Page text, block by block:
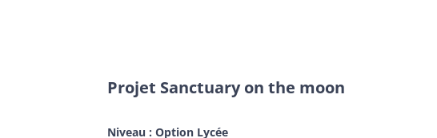
Projet Sanctuary on the moon
Niveau : Option Lycée